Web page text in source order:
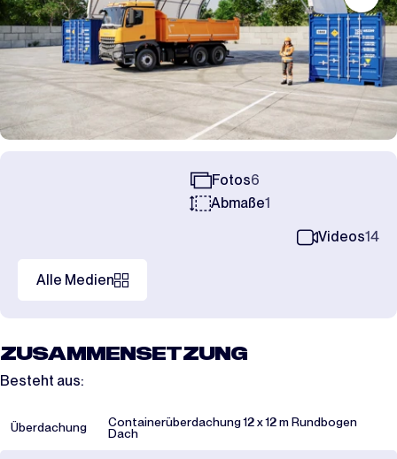
Fotos6
Abmaße1
Videos14
Alle Medien
ZUSAMMENSETZUNG
Besteht aus:
Überdachung
Containerüberdachung 12 x 12 m Rundbogen
Dach